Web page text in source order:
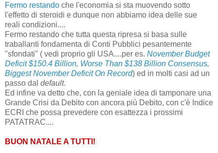
Fermo restando che l'economia si sta muovendo sotto
l'effetto di steroidi e dunque non abbiamo idea delle sue
reali condizioni....
Fermo restando che tutta questa ripresa si basa sulle
traballanti fondamenta di Conti Pubblici pesantemente
"sfondati" ( vedi proprio gli USA....per es. November Budget
Deficit $150.4 Billion, Worse Than $138 Billion Consensus,
Biggest November Deficit On Record) ed in molti casi ad un
passo dal default.
Ed infine va detto che, con la geniale idea di tamponare una
Grande Crisi da Debito con ancora più Debito, con c'è Indice
ECRI che possa prevedere con esattezza i prossimi
PATATRAC....
BUON NATALE A TUTTI!